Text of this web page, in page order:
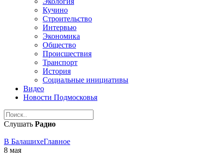
Кучино
Строительство
Интервью
Экономика
Общество
Происшествия
Транспорт
История
Социальные инициативы
Видео
Новости Подмосковья
Слушать Радио
В БалашихеГлавное
8 мая